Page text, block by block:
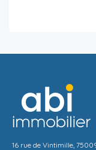
16 rue de Vintimille,